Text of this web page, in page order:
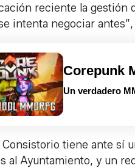
reciente la gestión
intenta negociar
Corepunk
Un verdadero
Consistorio tiene ante sí
al Ayuntamiento, y un